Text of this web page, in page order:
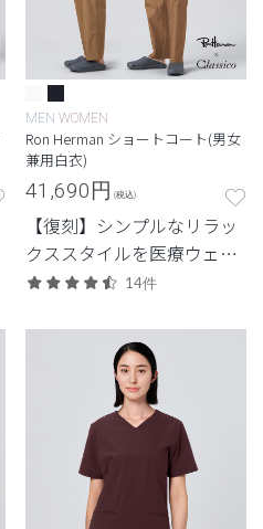
MEN WOMEN
Ron Herman ショートコート(男女
兼用白衣)
41,690円 (税込)
【復刻】シンプルなリラッ
クススタイルを医療ウェア
に落とし込んだロンハーマ
ても座っても美しい丈感の
ショートコート。
14件